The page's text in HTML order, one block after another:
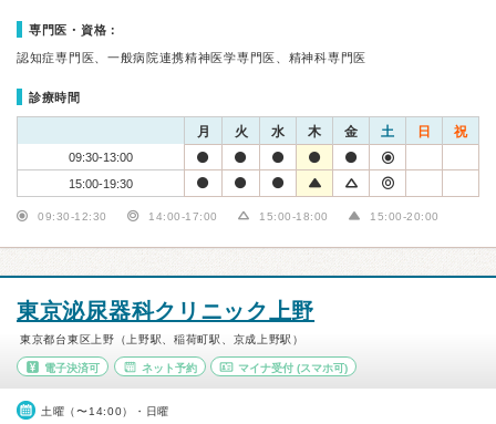
専門医・資格：
認知症専門医、一般病院連携精神医学専門医、精神科専門医
診療時間
月 火 水 木 金 土 日 祝
09:30-13:00
15:00-19:30
09:30-12:30 14:00-17:00 15:00-18:00 15:00-20:00
東京泌尿器科クリニック上野
東京都台東区上野（上野駅、稲荷町駅、京成上野駅）
電子決済可 ネット予約 マイナ受付 (スマホ可)
土曜（〜14:00）・日曜